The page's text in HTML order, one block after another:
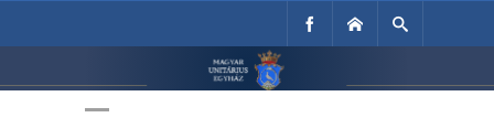
Unitárius Egyház